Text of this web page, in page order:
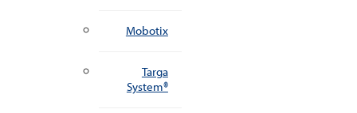
Mobotix
Targa
System®